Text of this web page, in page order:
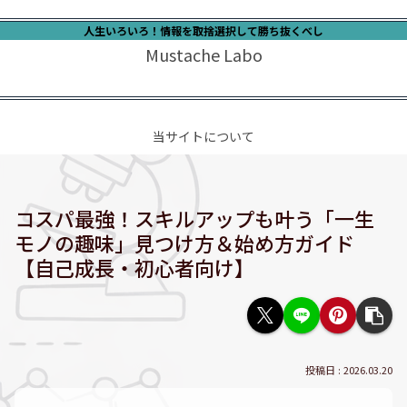
人生いろいろ！情報を取捨選択して勝ち抜くべし
Mustache Labo
当サイトについて
コスパ最強！スキルアップも叶う「一生
モノの趣味」見つけ方＆始め方ガイド
【自己成長・初心者向け】
2026.03.20